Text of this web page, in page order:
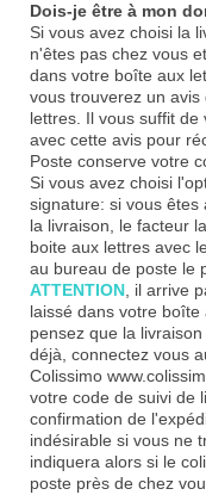
Dois-je être à mon
Si vous avez choisi la
n'êtes pas chez vous
dans votre boîte aux
vous trouverez un
lettres. Il vous suffit
avec cette avis pour
Poste conserve votre
Si vous avez choisi
signature: si vous êtes
la livraison, le facteur
boite aux lettres avec
au bureau de poste le
ATTENTION, il arrive
laissé dans votre
pensez que la
déjà, connectez vous
Colissimo
votre code de suivi de
confirmation de
indésirable si vous ne
indiquera alors si le
poste près de chez